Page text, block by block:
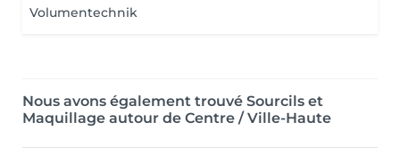
Volumentechnik
Nous avons également trouvé Sourcils et
Maquillage autour de Centre / Ville-Haute